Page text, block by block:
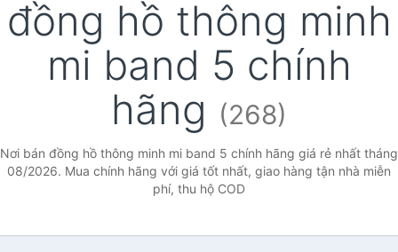
đồng hồ thông minh
mi band 5 chính
hãng (268)
Nơi bán đồng hồ thông minh mi band 5 chính hãng giá rẻ nhất tháng
08/2026. Mua chính hãng với giá tốt nhất, giao hàng tận nhà miễn
phí, thu hộ COD